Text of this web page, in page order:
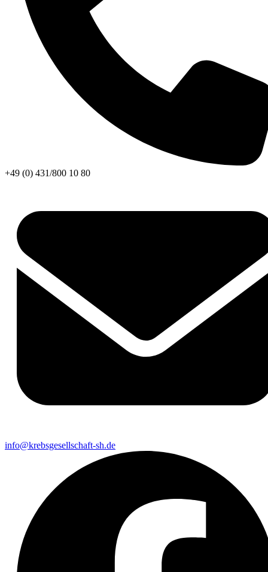
+49 (0) 431/800 10 80
info@krebsgesellschaft-sh.de